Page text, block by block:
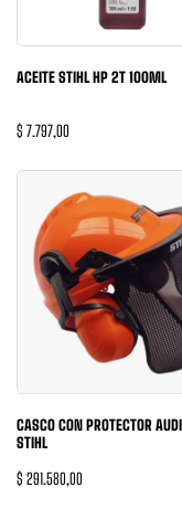
ACEITE STIHL HP 2T 100ML
$ 7.797,00
CASCO CON PROTECTOR
STIHL
$ 291.580,00